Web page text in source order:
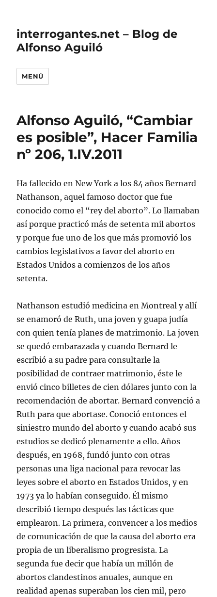
interrogantes.net – Blog de
Alfonso Aguiló
MENÚ
Alfonso Aguiló, “Cambiar
es posible”, Hacer Familia
nº 206, 1.IV.2011
Ha fallecido en New York a los 84 años Bernard
Nathanson, aquel famoso doctor que fue
conocido como el “rey del aborto”. Lo llamaban
así porque practicó más de setenta mil abortos
y porque fue uno de los que más promovió los
cambios legislativos a favor del aborto en
Estados Unidos a comienzos de los años
setenta.
Nathanson estudió medicina en Montreal y allí
se enamoró de Ruth, una joven y guapa judía
con quien tenía planes de matrimonio. La joven
se quedó embarazada y cuando Bernard le
escribió a su padre para consultarle la
posibilidad de contraer matrimonio, éste le
envió cinco billetes de cien dólares junto con la
recomendación de abortar. Bernard convenció a
Ruth para que abortase. Conoció entonces el
siniestro mundo del aborto y cuando acabó sus
estudios se dedicó plenamente a ello. Años
después, en 1968, fundó junto con otras
personas una liga nacional para revocar las
leyes sobre el aborto en Estados Unidos, y en
1973 ya lo habían conseguido. Él mismo
describió tiempo después las tácticas que
emplearon. La primera, convencer a los medios
de comunicación de que la causa del aborto era
propia de un liberalismo progresista. La
segunda fue decir que había un millón de
abortos clandestinos anuales, aunque en
realidad apenas superaban los cien mil, pero